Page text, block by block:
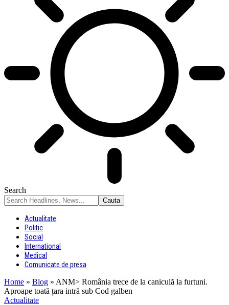
Search
Actualitate
Politic
Social
International
Medical
Comunicate de presa
Home » Blog » ANM> România trece de la caniculă la furtuni.
Aproape toată țara intră sub Cod galben
Actualitate